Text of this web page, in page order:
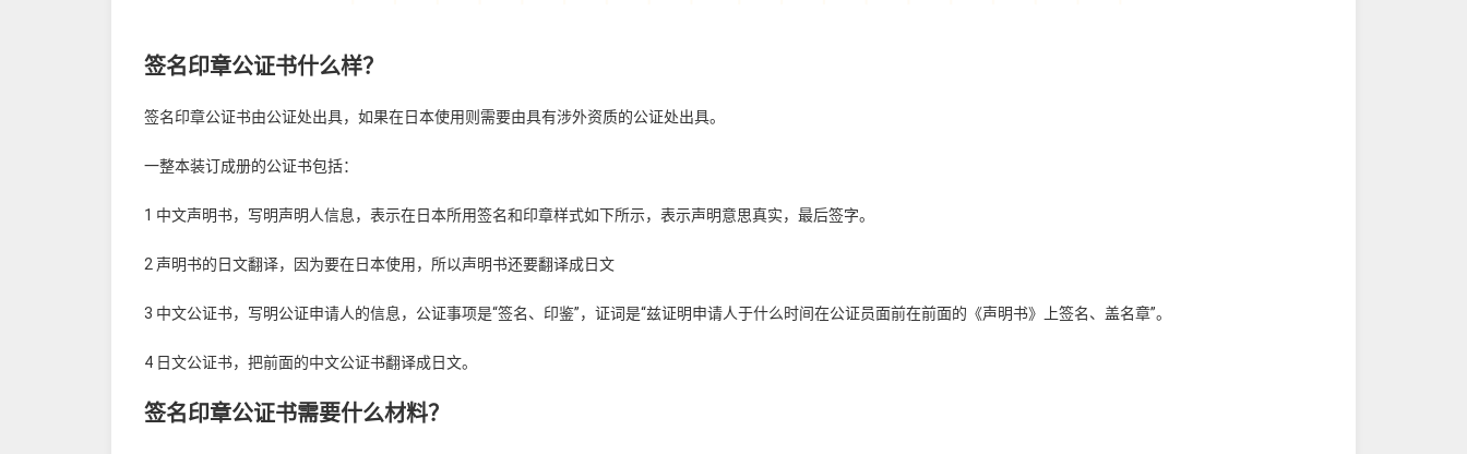
签名印章公证书什么样？
签名印章公证书由公证处出具，如果在日本使用则需要由具有涉外资质的公证处出具。
一整本装订成册的公证书包括：
1 中文声明书，写明声明人信息，表示在日本所用签名和印章样式如下所示，表示声明意思真实，最后签字。
2 声明书的日文翻译，因为要在日本使用，所以声明书还要翻译成日文
3 中文公证书，写明公证申请人的信息，公证事项是“签名、印鉴”，证词是“兹证明申请人于什么时间在公证员面前在前面的《声明书》上签名、盖名章”。
4 日文公证书，把前面的中文公证书翻译成日文。
签名印章公证书需要什么材料？